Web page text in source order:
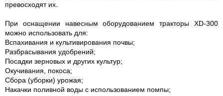
превосходят их.
При оснащении навесным оборудованием тракторы XD-300
можно использовать для:
Вспахивания и культивирования почвы;
Разбрасывания удобрений;
Посадки зерновых и других культур;
Окучивания, покоса;
Сбора (уборки) урожая;
Накачки поливной воды с использованием помпы;